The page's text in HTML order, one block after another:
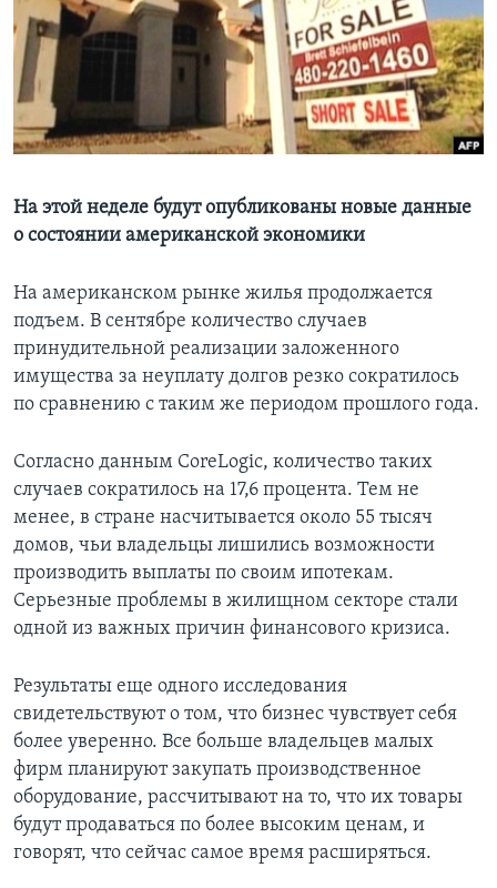
Learning English
СОЦИАЛЬНЫЕ СЕТИ
Языки
На этой неделе будут опубликованы новые данные
о состоянии американской экономики
На американском рынке жилья продолжается
подъем. В сентябре количество случаев
принудительной реализации заложенного
имущества за неуплату долгов резко сократилось
по сравнению с таким же периодом прошлого года.
Согласно данным CoreLogic, количество таких
случаев сократилось на 17,6 процента. Тем не
менее, в стране насчитывается около 55 тысяч
домов, чьи владельцы лишились возможности
производить выплаты по своим ипотекам.
Серьезные проблемы в жилищном секторе стали
одной из важных причин финансового кризиса.
Результаты еще одного исследования
свидетельствуют о том, что бизнес чувствует себя
более уверенно. Все больше владельцев малых
фирм планируют закупать производственное
оборудование, рассчитывают на то, что их товары
будут продаваться по более высоким ценам, и
говорят, что сейчас самое время расширяться.